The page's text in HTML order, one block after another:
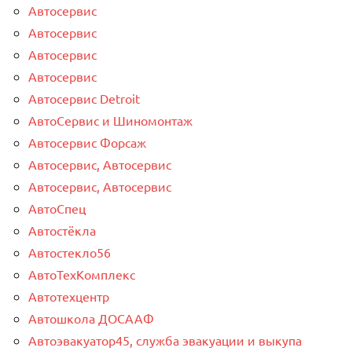
Автосервис
Автосервис
Автосервис
Автосервис
Автосервис Detroit
АвтоСервис и Шиномонтаж
Автосервис Форсаж
Автосервис, Автосервис
Автосервис, Автосервис
АвтоСпец
Автостёкла
Автостекло56
АвтоТехКомплекс
Автотехцентр
Автошкола ДОСААФ
Автоэвакуатор45, служба эвакуации и выкупа